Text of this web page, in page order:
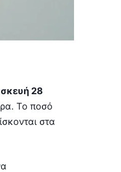
28
Το ποσό
στα